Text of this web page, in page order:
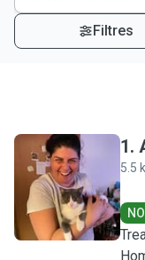
Filtres
A
1.
5.5